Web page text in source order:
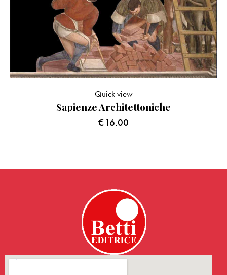
Sapienze Architettoniche
€16.00
Quick view